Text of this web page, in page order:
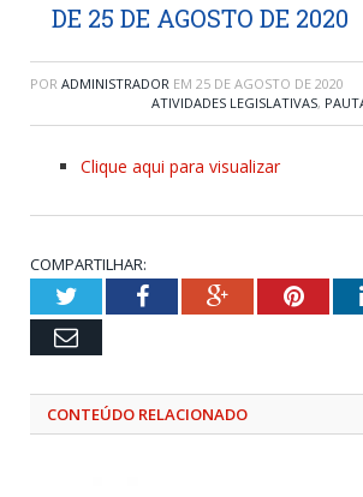
DE 25 DE AGOSTO DE 2020
POR ADMINISTRADOR EM 25 DE AGOSTO DE 2020
ATIVIDADES LEGISLATIVAS,
Clique aqui para visualizar
COMPARTILHAR:
TwitterFacebookGoogle+
Email
CONTEÚDO RELACIONADO